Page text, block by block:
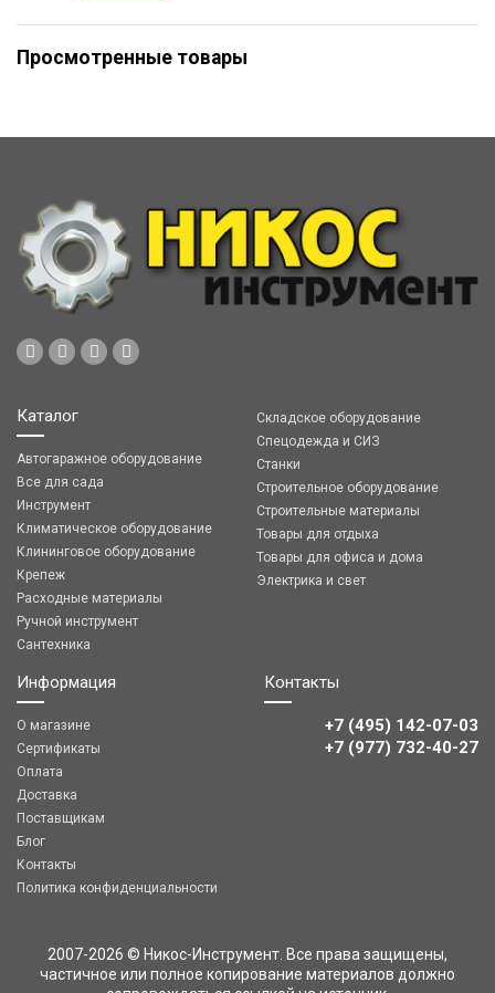
Просмотренные товары
Каталог
Автогаражное оборудование
Все для сада
Инструмент
Климатическое оборудование
Клининговое оборудование
Крепеж
Расходные материалы
Ручной инструмент
Сантехника
Складское оборудование
Спецодежда и СИЗ
Станки
Строительное оборудование
Строительные материалы
Товары для отдыха
Товары для офиса и дома
Электрика и свет
Информация
О магазине
Сертификаты
Оплата
Доставка
Поставщикам
Блог
Контакты
Политика конфиденциальности
Контакты
+7 (495) 142-07-03
‎‎+7 (977) 732-40-27
2007-2026 © Никос-Инструмент. Все права защищены,
частичное или полное копирование материалов должно